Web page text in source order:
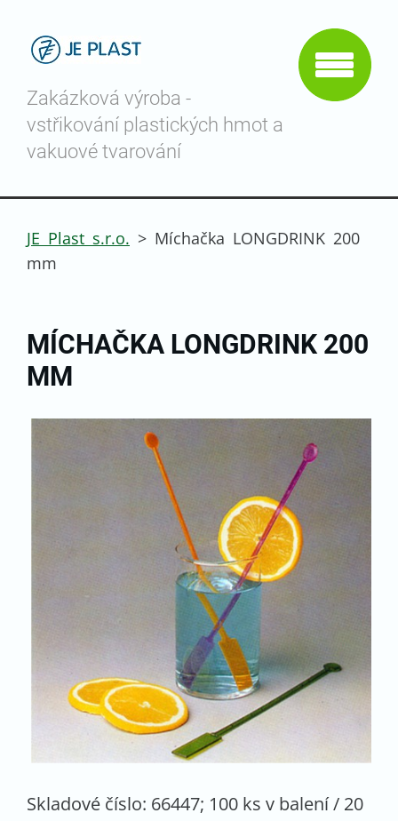
Zakázková výroba -
vstřikování plastických hmot a
vakuové tvarování
JE Plast s.r.o. > Míchačka LONGDRINK 200
mm
MÍCHAČKA LONGDRINK 200
MM
Skladové číslo: 66447; 100 ks v balení / 20